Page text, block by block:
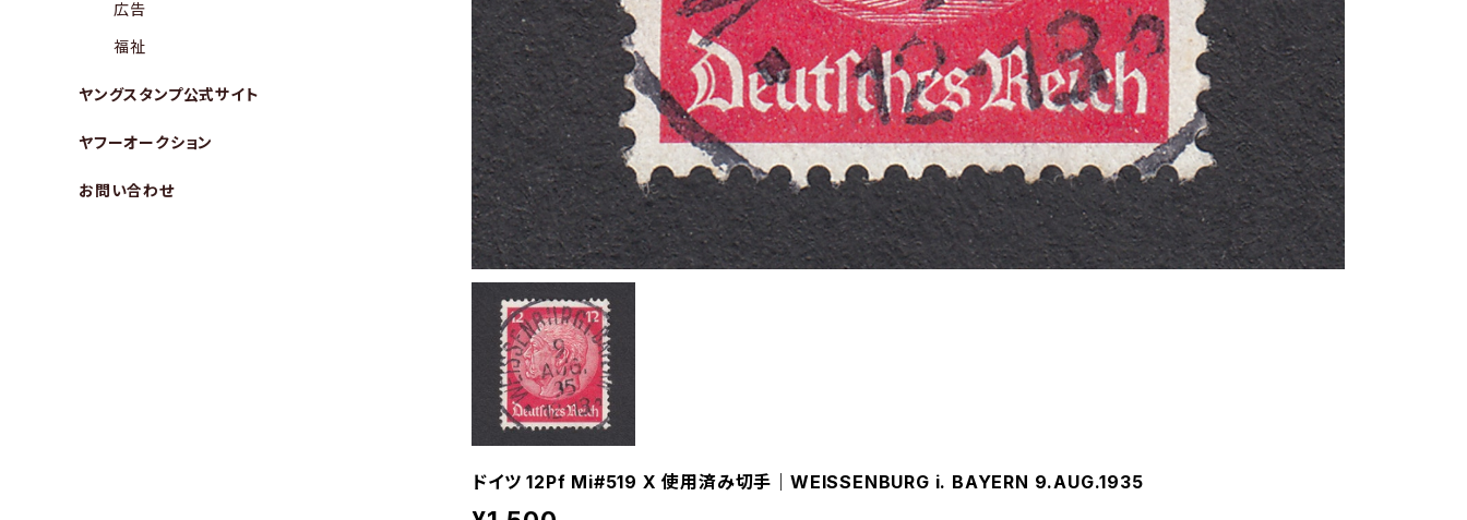
ドイツ 12Pf Mi#519 X 使用済み切手｜WEISSENBURG i. BAYERN 9.AUG.1935
広告
福祉
ヤングスタンプ公式サイト
ヤフーオークション
お問い合わせ